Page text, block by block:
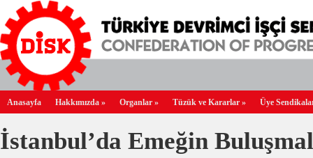
Anasayfa Hakkımızda » Organlar » Tüzük ve Kararlar » Üye
İstanbul’da Emeğin